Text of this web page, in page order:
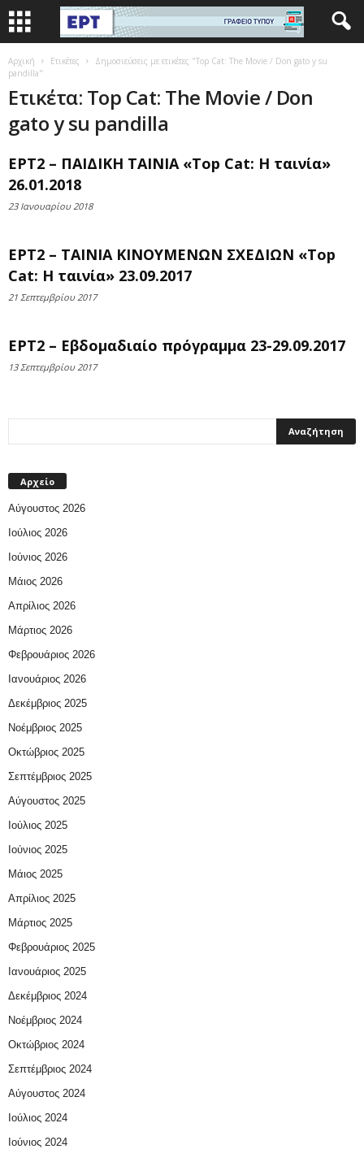
Αρχική Ετικέτες
Δημοσιεύσεις με ετικέτες "Top Cat: The Movie / Don gato y su
pandilla"
Ετικέτα: Top Cat: The Movie / Don
gato y su pandilla
ΕΡΤ2 – ΠΑΙΔΙΚΗ ΤΑΙΝΙΑ «Top Cat: Η ταινία»
26.01.2018
23 Ιανουαρίου 2018
ΕΡΤ2 – ΤΑΙΝΙΑ ΚΙΝΟΥΜΕΝΩΝ ΣΧΕΔΙΩΝ «Top
Cat: Η ταινία» 23.09.2017
21 Σεπτεμβρίου 2017
ΕΡΤ2 – Εβδομαδιαίο πρόγραμμα 23-29.09.2017
13 Σεπτεμβρίου 2017
Αρχείο
Αύγουστος 2026
Ιούλιος 2026
Ιούνιος 2026
Μάιος 2026
Απρίλιος 2026
Μάρτιος 2026
Φεβρουάριος 2026
Ιανουάριος 2026
Δεκέμβριος 2025
Νοέμβριος 2025
Οκτώβριος 2025
Σεπτέμβριος 2025
Αύγουστος 2025
Ιούλιος 2025
Ιούνιος 2025
Μάιος 2025
Απρίλιος 2025
Μάρτιος 2025
Φεβρουάριος 2025
Ιανουάριος 2025
Δεκέμβριος 2024
Νοέμβριος 2024
Οκτώβριος 2024
Σεπτέμβριος 2024
Αύγουστος 2024
Ιούλιος 2024
Ιούνιος 2024